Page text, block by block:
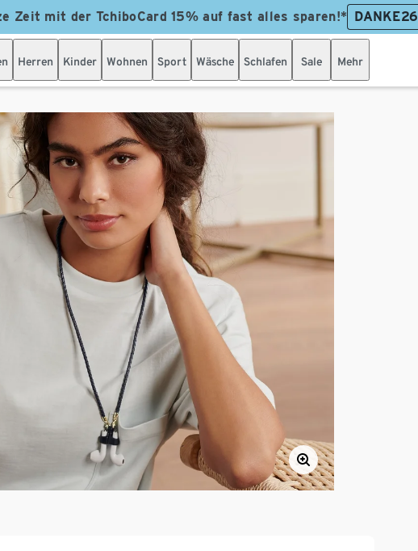
Zeit mit der TchiboCard 15% auf fast alles sparen!* DANKE26
Herren Kinder Wohnen Sport Wäsche Schlafen Sale Mehr